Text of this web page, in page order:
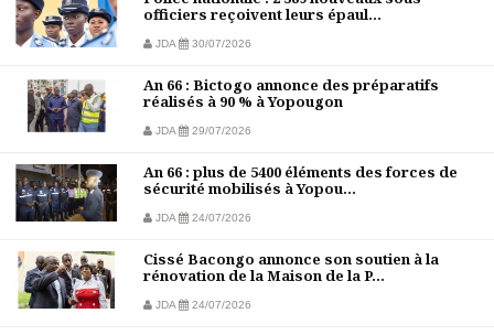
officiers reçoivent leurs épaul...
JDA 30/07/2026
An 66 : Bictogo annonce des préparatifs
réalisés à 90 % à Yopougon
JDA 29/07/2026
An 66 : plus de 5400 éléments des forces de
sécurité mobilisés à Yopou...
JDA 24/07/2026
Cissé Bacongo annonce son soutien à la
rénovation de la Maison de la P...
JDA 24/07/2026